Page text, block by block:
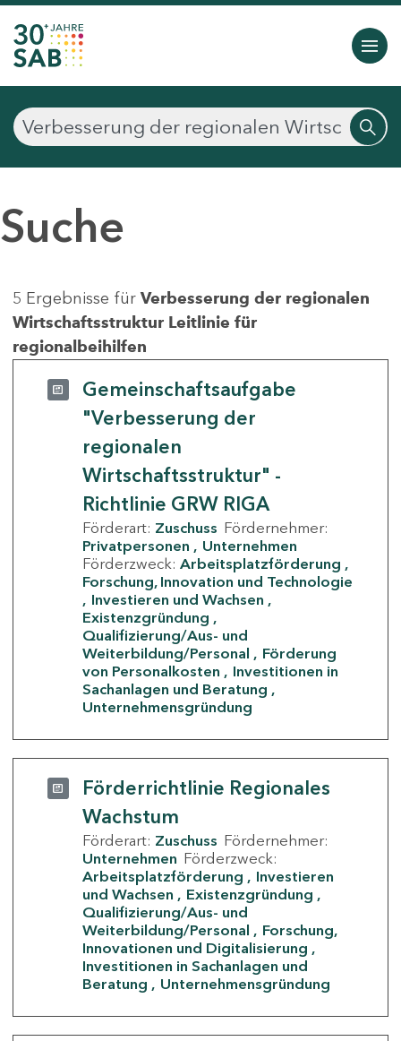
Suche
5 Ergebnisse für Verbesserung der regionalen
Wirtschaftsstruktur Leitlinie für
regionalbeihilfen
Gemeinschaftsaufgabe
"Verbesserung der
regionalen
Wirtschaftsstruktur" -
Richtlinie GRW RIGA
Förderart: Zuschuss Fördernehmer:
Privatpersonen
Unternehmen
Förderzweck: Arbeitsplatzförderung
Forschung, Innovation und Technologie
Investieren und Wachsen
Existenzgründung
Qualifizierung/Aus- und
Weiterbildung/Personal
Förderung
von Personalkosten
Investitionen in
Sachanlagen und Beratung
Unternehmensgründung
Förderrichtlinie Regionales
Wachstum
Förderart: Zuschuss Fördernehmer:
Unternehmen Förderzweck:
Arbeitsplatzförderung
Investieren
und Wachsen
Existenzgründung
Qualifizierung/Aus- und
Weiterbildung/Personal
Forschung,
Innovationen und Digitalisierung
Investitionen in Sachanlagen und
Beratung
Unternehmensgründung